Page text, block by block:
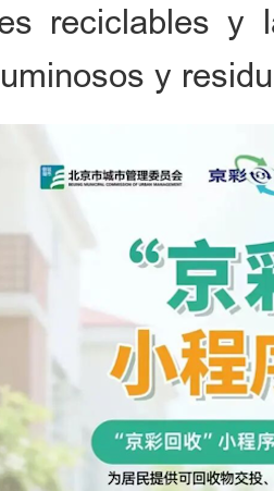
reciclables y
y